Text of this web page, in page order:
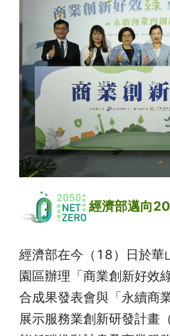
經濟部邁向
經濟部在今（18）日於
園區辦理「商業創新好效
合成果發表會與「永續商
展示服務業創新研發計畫